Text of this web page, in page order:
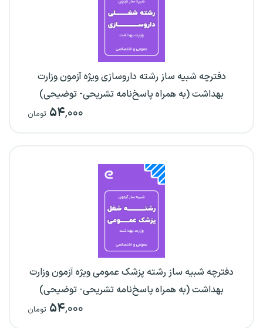
دفترچه شبیه ساز رشته داروسازی ویژه آزمون وزارت
بهداشت (به همراه پاسخ‌نامه تشریحی- توضیحی)
۵۴,۰۰۰ تومان
دفترچه شبیه ساز رشته پزشک عمومی ویژه آزمون وزارت
بهداشت (به همراه پاسخ‌نامه تشریحی- توضیحی)
۵۴,۰۰۰ تومان